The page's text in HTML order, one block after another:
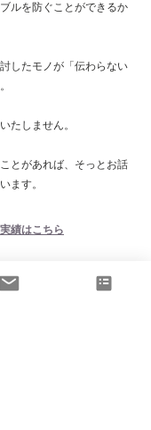
ルを防ぐことができるか
したモノが「伝わらない
たしません。
とがあれば、そっとお話
ます。
績はこちら
の実績はこちら